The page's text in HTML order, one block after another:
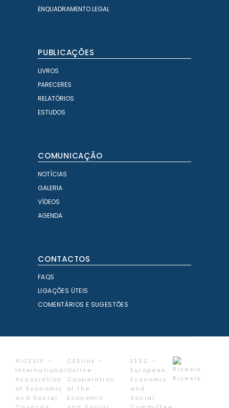
ENQUADRAMENTO LEGAL
PUBLICAÇÕES
LIVROS
PARECERES
RELATÓRIOS
ESTUDOS
COMUNICAÇÃO
NOTÍCIAS
GALERIA
VÍDEOS
AGENDA
CONTACTOS
FAQS
LIGAÇÕES ÚTEIS
COMENTÁRIOS E SUGESTÕES
AICESIS –
International
Association
of Economic
and Social
CESlink –
Online
Cooperation
of the
Economic
EESC –
European
Economic
and
Social
Ricesis